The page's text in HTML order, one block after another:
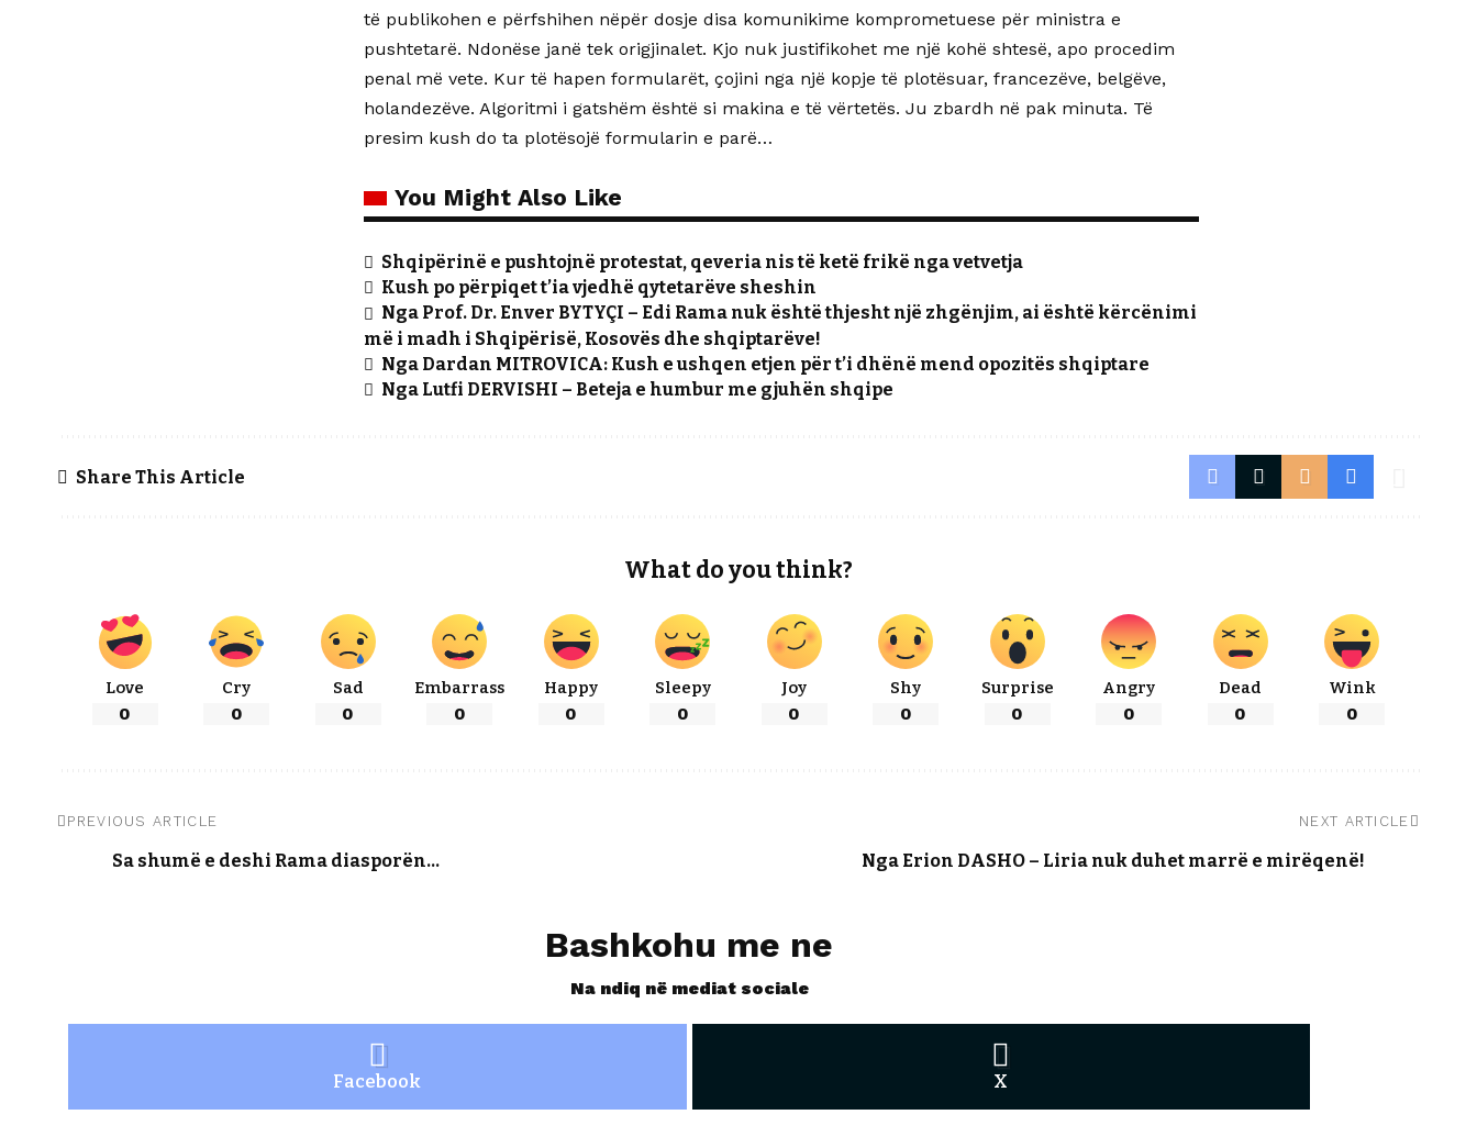
të publikohen e përfshihen nëpër dosje disa komunikime komprometuese për ministra e
pushtetarë. Ndonëse janë tek origjinalet. Kjo nuk justifikohet me një kohë shtesë, apo procedim
penal më vete. Kur të hapen formularët, çojini nga një kopje të plotësuar, francezëve, belgëve,
holandezëve. Algoritmi i gatshëm është si makina e të vërtetës. Ju zbardh në pak minuta. Të
presim kush do ta plotësojë formularin e parë…
You Might Also Like
Shqipërinë e pushtojnë protestat, qeveria nis të ketë frikë nga vetvetja
Kush po përpiqet t’ia vjedhë qytetarëve sheshin
Nga Prof. Dr. Enver BYTYÇI – Edi Rama nuk është thjesht një zhgënjim, ai është kërcënimi
më i madh i Shqipërisë, Kosovës dhe shqiptarëve!
Nga Dardan MITROVICA: Kush e ushqen etjen për t’i dhënë mend opozitës shqiptare
Nga Lutfi DERVISHI – Beteja e humbur me gjuhën shqipe
Share This Article
What do you think?
Love
0
Cry
0
Sad
0
Embarrass
0
Happy
0
Sleepy
0
Joy
0
Shy
0
Surprise
0
Angry
0
Dead
0
Wink
0
PREVIOUS ARTICLE
Sa shumë e deshi Rama diasporën…
NEXT ARTICLE
Nga Erion DASHO – Liria nuk duhet marrë e mirëqenë!
Bashkohu me ne
Na ndiq në mediat sociale
Facebook X